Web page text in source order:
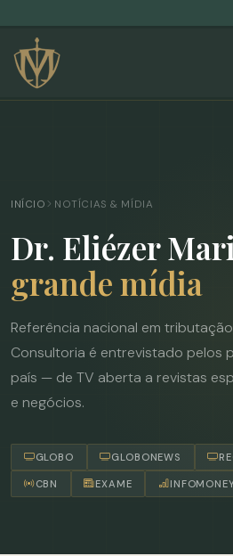
INÍCIO NOTÍCIAS & MÍDIA
Dr. Eliézer
grande mídia
Referência nacional em
Consultoria é entrevistado pelos
país — de TV aberta a revistas
e negócios.
GLOBO GLOBONEWS
CBN EXAME